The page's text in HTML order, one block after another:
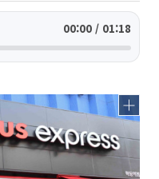
00:00 / 01:18